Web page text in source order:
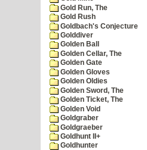
Gold Run, The
Gold Rush
Goldbach's Conjecture
Golddiver
Golden Ball
Golden Cellar, The
Golden Gate
Golden Gloves
Golden Oldies
Golden Sword, The
Golden Ticket, The
Golden Void
Goldgraber
Goldgraeber
Goldhunt II+
Goldhunter